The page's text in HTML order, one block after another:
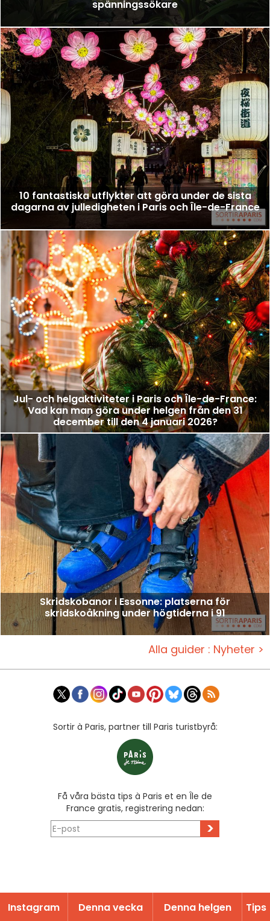
spänningssökare
10 fantastiska utflykter att göra under de sista
dagarna av julledigheten i Paris och Île-de-France
Jul- och helgaktiviteter i Paris och Île-de-France:
Vad kan man göra under helgen från den 31
december till den 4 januari 2026?
Skridskobanor i Essonne: platserna för
skridskoåkning under högtiderna i 91
Alla guider : Nyheter >
Sortir à Paris, partner till Paris turistbyrå:
Få våra bästa tips à Paris et en Île de
France gratis, registrering nedan:
>
Instagram Denna vecka Denna helgen Tips